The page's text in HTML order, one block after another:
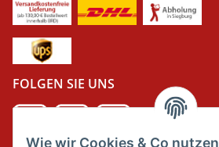
Wie wir Cookies & Co nutzen
FOLGEN SIE UNS